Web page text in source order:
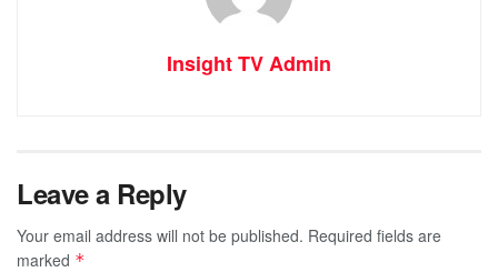
Insight TV Admin
Leave a Reply
Your email address will not be published. Required fields are
marked *